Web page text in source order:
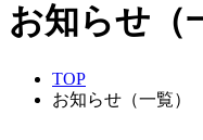
お知らせ（
TOP
お知らせ（一覧）